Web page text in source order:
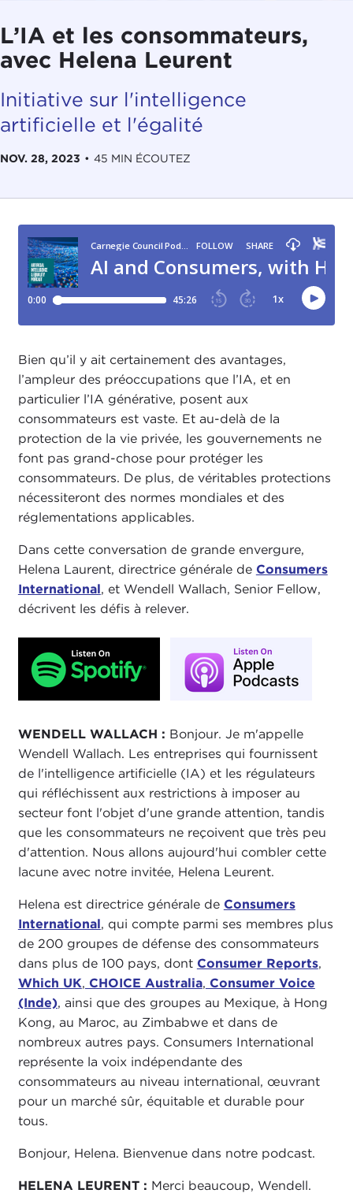
L’IA et les consommateurs,
avec Helena Leurent
Initiative sur l'intelligence
artificielle et l'égalité
NOV. 28, 2023 • 45 MIN ÉCOUTEZ
Bien qu’il y ait certainement des avantages,
l’ampleur des préoccupations que l’IA, et en
particulier l’IA générative, posent aux
consommateurs est vaste. Et au-delà de la
protection de la vie privée, les gouvernements ne
font pas grand-chose pour protéger les
consommateurs. De plus, de véritables protections
nécessiteront des normes mondiales et des
réglementations applicables.
Dans cette conversation de grande envergure,
Helena Laurent, directrice générale de Consumers
International, et Wendell Wallach, Senior Fellow,
décrivent les défis à relever.
WENDELL WALLACH : Bonjour. Je m'appelle
Wendell Wallach. Les entreprises qui fournissent
de l'intelligence artificielle (IA) et les régulateurs
qui réfléchissent aux restrictions à imposer au
secteur font l'objet d'une grande attention, tandis
que les consommateurs ne reçoivent que très peu
d'attention. Nous allons aujourd'hui combler cette
lacune avec notre invitée, Helena Leurent.
Helena est directrice générale de Consumers
International, qui compte parmi ses membres plus
de 200 groupes de défense des consommateurs
dans plus de 100 pays, dont Consumer Reports,
Which UK, CHOICE Australia, Consumer Voice
(Inde), ainsi que des groupes au Mexique, à Hong
Kong, au Maroc, au Zimbabwe et dans de
nombreux autres pays. Consumers International
représente la voix indépendante des
consommateurs au niveau international, œuvrant
pour un marché sûr, équitable et durable pour
tous.
Bonjour, Helena. Bienvenue dans notre podcast.
HELENA LEURENT : Merci beaucoup, Wendell.